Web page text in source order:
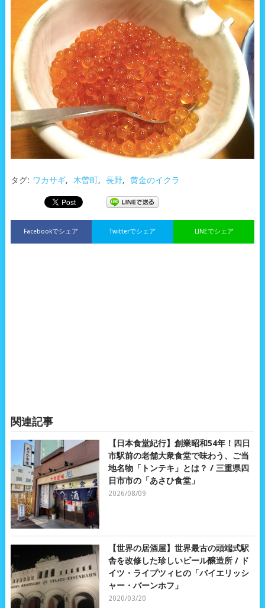
タグ: ワカサギ, 木曽町, 長野, 黄金のイクラ
Facebookでシェア LINEでシェア
Twitterでシェア
関連記事
【日本食堂紀行】創業昭和54年！四日
市駅前の老舗大衆食堂で味わう、ご当
地名物「トンテキ」とは？ / 三重県四
日市市の「あさひ食堂」
2026/08/09
【世界の居酒屋】世界最古の頭端式駅
舎を改修した珍しいビール醸造所 / ド
イツ・ライプツィヒの「バイエリッシ
ャー・バーンホフ」
2020/03/20